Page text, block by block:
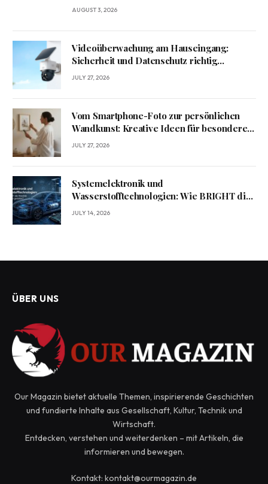
AUGUST 3, 2026
Videoüberwachung am Hauseingang:
Sicherheit und Datenschutz richtig
verbinden
JULY 27, 2026
Vom Smartphone-Foto zur persönlichen
Wandkunst: Kreative Ideen für besondere
Erinnerungen
JULY 27, 2026
Systemelektronik und
Wasserstofftechnologien: Wie BRIGHT die
Mobilität von morgen gestaltet?
JULY 14, 2026
ÜBER UNS
Our Magazin bietet aktuelle Themen, inspirierende Geschichten
und fundierte Inhalte aus Gesellschaft, Kultur, Technik und
Wirtschaft.
Entdecken, verstehen und weiterdenken – mit Artikeln, die
informieren und bewegen.
Kontakt: kontakt@ourmagazin.de